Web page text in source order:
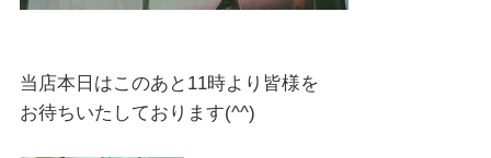
当店本日はこのあと11時より皆様を
お待ちいたしております(^^)